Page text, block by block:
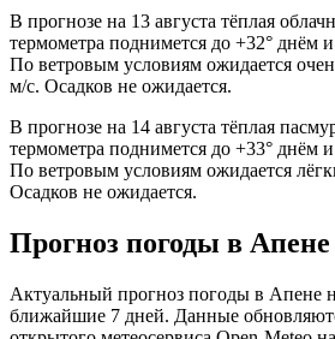
В прогнозе на 13 августа тёплая
термометра поднимется до +32° днём
По ветровым условиям ожидается
м/с. Осадков не ожидается.
В прогнозе на 14 августа тёплая
термометра поднимется до +33° днём
По ветровым условиям ожидается
Осадков не ожидается.
Прогноз погоды в Апене
Актуальный прогноз погоды в Апене
ближайшие 7 дней. Данные